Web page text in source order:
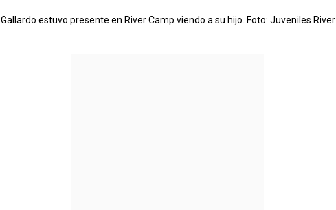
Gallardo estuvo presente en River Camp viendo a su hijo. Foto: Juveniles River